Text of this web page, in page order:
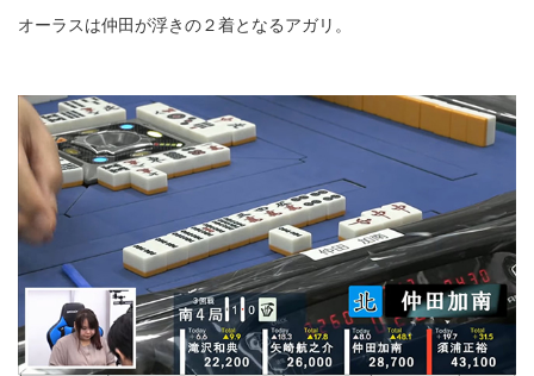
オーラスは仲田が浮きの２着となるアガリ。